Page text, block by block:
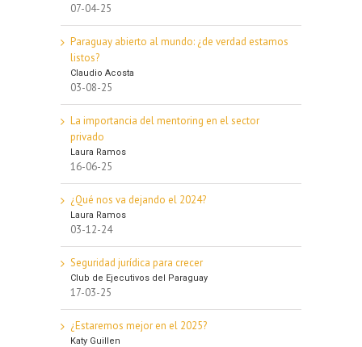
07-04-25
Paraguay abierto al mundo: ¿de verdad estamos
listos?
Claudio Acosta
03-08-25
La importancia del mentoring en el sector
privado
Laura Ramos
16-06-25
¿Qué nos va dejando el 2024?
Laura Ramos
03-12-24
Seguridad jurídica para crecer
Club de Ejecutivos del Paraguay
17-03-25
¿Estaremos mejor en el 2025?
Katy Guillen